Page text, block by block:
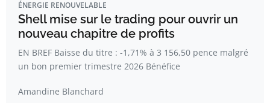
ÉNERGIE RENOUVELABLE
Shell mise sur le trading pour ouvrir un
nouveau chapitre de profits
EN BREF Baisse du titre : -1,71% à 3 156,50 pence malgré
un bon premier trimestre 2026 Bénéfice
Amandine Blanchard